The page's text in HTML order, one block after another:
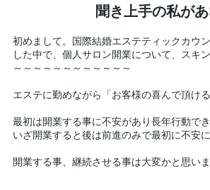
聞き上手の私が
初めまして。国際結婚エステティックカウ
した中で、個人サロン開業について、スキ
～～～～～～～～～～～～
エステに勤めながら「お客様の喜んで頂け
最初は開業する事に不安があり長年行動で
いざ開業すると後は前進のみで最初に不安
開業する事、継続させる事は大変かと思い